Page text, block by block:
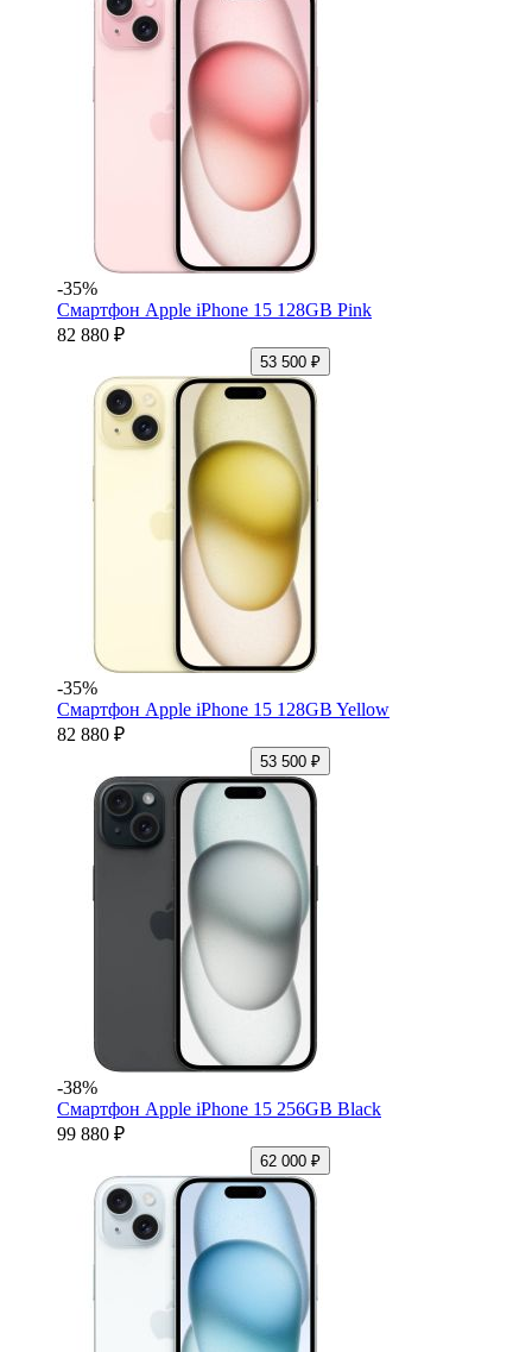
-35%
Смартфон Apple iPhone 15 128GB Pink
82 880 ₽
53 500 ₽
-35%
Смартфон Apple iPhone 15 128GB Yellow
82 880 ₽
53 500 ₽
-38%
Смартфон Apple iPhone 15 256GB Black
99 880 ₽
62 000 ₽